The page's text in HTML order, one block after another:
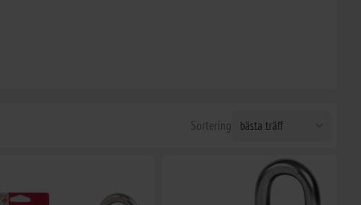
Sortering